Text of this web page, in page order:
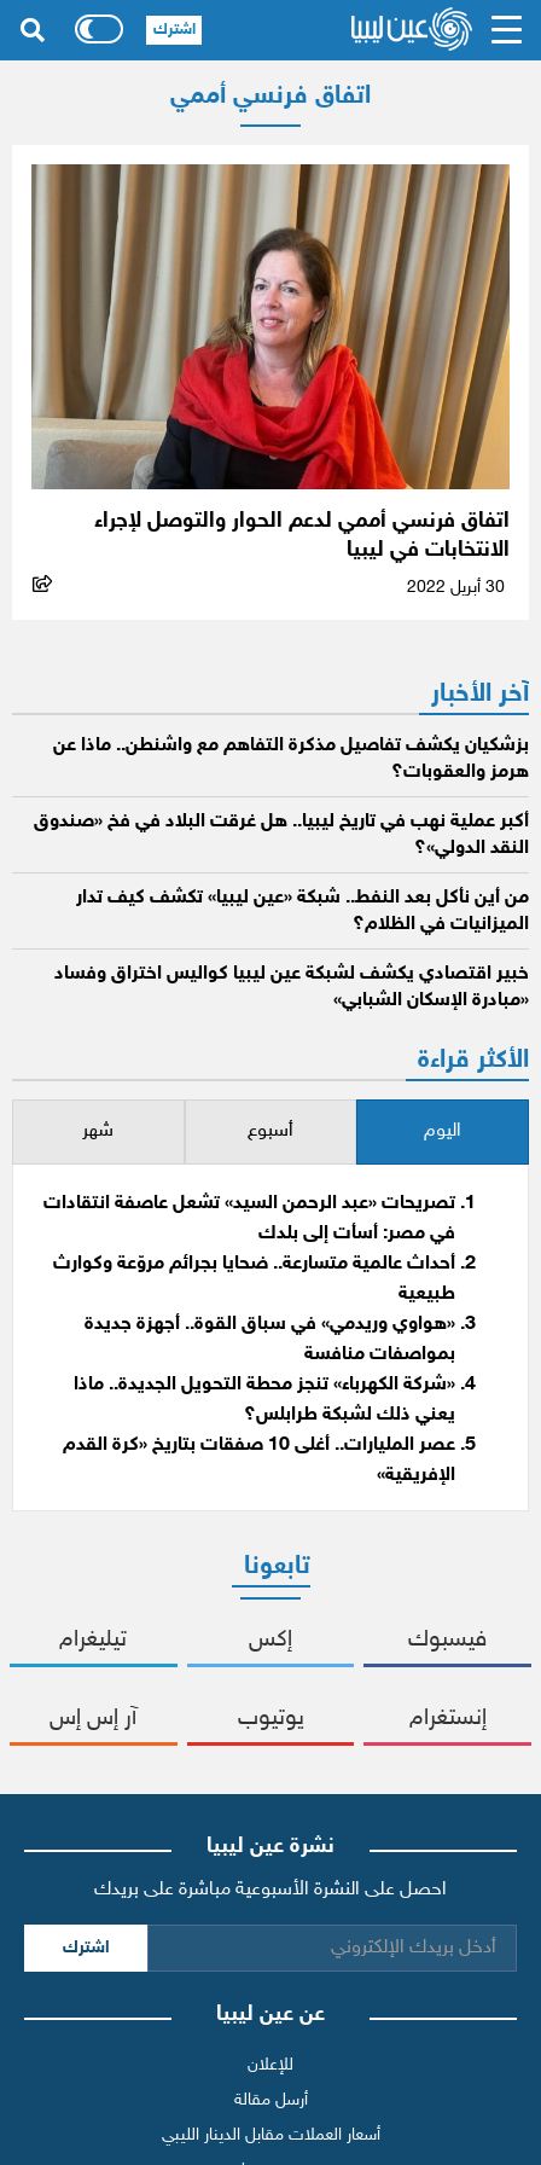
اتفاق فرنسي أممي
اتفاق فرنسي أممي لدعم الحوار والتوصل لإجراء
الانتخابات في ليبيا
آخر الأخبار
بزشكيان يكشف تفاصيل مذكرة التفاهم مع واشنطن.. ماذا عن
هرمز والعقوبات؟
أكبر عملية نهب في تاريخ ليبيا.. هل غرقت البلاد في فخ «صندوق
النقد الدولي»؟
من أين نأكل بعد النفط.. شبكة «عين ليبيا» تكشف كيف تدار
الميزانيات في الظلام؟
خبير اقتصادي يكشف لشبكة عين ليبيا كواليس اختراق وفساد
«مبادرة الإسكان الشبابي»
الأكثر قراءة
اليوم أسبوع شهر
تصريحات «عبد الرحمن السيد» تشعل عاصفة انتقادات
في مصر: أسأت إلى بلدك
أحداث عالمية متسارعة.. ضحايا بجرائم مروّعة وكوارث
طبيعية
«هواوي وريدمي» في سباق القوة.. أجهزة جديدة
بمواصفات منافسة
«شركة الكهرباء» تنجز محطة التحويل الجديدة.. ماذا
يعني ذلك لشبكة طرابلس؟
عصر المليارات.. أغلى 10 صفقات بتاريخ «كرة القدم
الإفريقية»
تابعونا
فيسبوك إكس تيليغرام
إنستغرام يوتيوب آر إس إس
نشرة عين ليبيا
احصل على النشرة الأسبوعية مباشرة على بريدك
اشترك
عن عين ليبيا
للإعلان
أرسل مقالة
أسعار العملات مقابل الدينار الليبي
اشترك